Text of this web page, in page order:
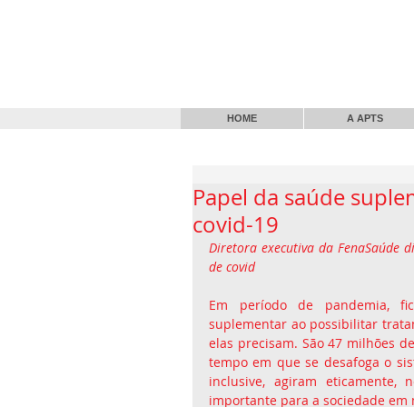
HOME A APTS
Papel da saúde
covid-19
Diretora executiva da FenaSaúde
de covid
Em período de pandemia,
suplementar ao possibilitar
elas precisam. São 47 milhões
tempo em que se desafoga o
inclusive, agiram
importante para a sociedade em